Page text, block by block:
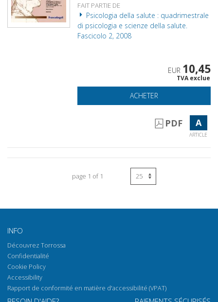
FAIT PARTIE DE
Psicologia della salute : quadrimestrale
di psicologia e scienze della salute.
Fascicolo 2, 2008
EUR 10,45
TVA exclue
ACHETER
PDF A
ARTICLE
page 1 of 1
INFO
Découvrez Torrossa
Confidentialité
Cookie Policy
Accessibility
Rapport de conformité en matière d'accessibilité (VPAT)